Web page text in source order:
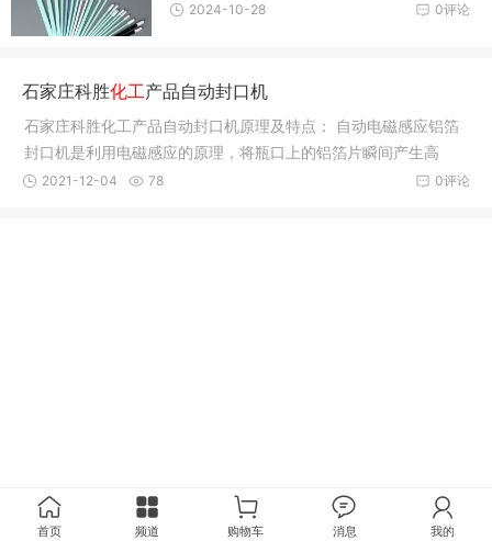
0评论
2024-10-28
石家庄科胜化工产品自动封口机
石家庄科胜化工产品自动封口机原理及特点： 自动电磁感应铝箔
封口机是利用电磁感应的原理，将瓶口上的铝箔片瞬间产生高
热，然后
0评论
2021-12-04 78
首页 频道 购物车 消息 我的